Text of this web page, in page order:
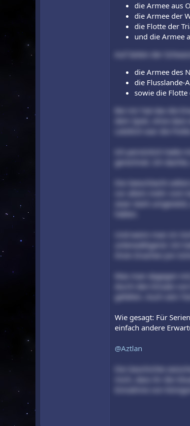
die Armee aus
die Armee der
die Flotte der
und die Armee
Auf Seiten der
die Armee des
die Flusslande-
sowie die Flotte
Bei mir hat das die
dem Spiel, ohne
Letztlich war die
Ich persönlich hatte
gerechnet. Ich
Die Seeschlacht
vor allem mehr vom
zwar stark
Und wenn man im
unterwältigend. Ich
ihren Drachen Jon
Was man dagegen
durch den Einsatz
gefallen. Auch sein
Wie gesagt: Für
einfach andere
@Aztlan
Die Geschichte
mich, dass ihr die
Einnahme von